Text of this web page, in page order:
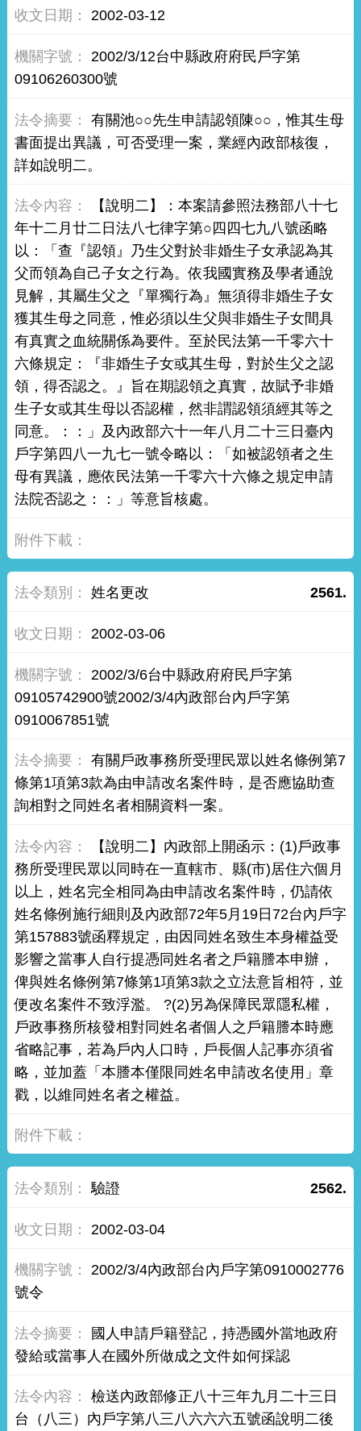
2002-03-12
2002/3/12台中縣政府府民戶字第
09106260300號
有關池○○先生申請認領陳○○，惟其生母
書面提出異議，可否受理一案，業經內政部核復，
詳如說明二。
【說明二】：本案請參照法務部八十七
年十二月廿二日法八七律字第○四四七九八號函略
以：「查『認領』乃生父對於非婚生子女承認為其
父而領為自己子女之行為。依我國實務及學者通說
見解，其屬生父之『單獨行為』無須得非婚生子女
獲其生母之同意，惟必須以生父與非婚生子女間具
有真實之血統關係為要件。至於民法第一千零六十
六條規定：『非婚生子女或其生母，對於生父之認
領，得否認之。』旨在期認領之真實，故賦予非婚
生子女或其生母以否認權，然非謂認領須經其等之
同意。：：」及內政部六十一年八月二十三日臺內
戶字第四八一九七一號令略以：「如被認領者之生
母有異議，應依民法第一千零六十六條之規定申請
法院否認之：：」等意旨核處。
2561.
姓名更改
2002-03-06
2002/3/6台中縣政府府民戶字第
09105742900號2002/3/4內政部台內戶字第
0910067851號
有關戶政事務所受理民眾以姓名條例第7
條第1項第3款為由申請改名案件時，是否應協助查
詢相對之同姓名者相關資料一案。
【說明二】內政部上開函示：(1)戶政事
務所受理民眾以同時在一直轄市、縣(市)居住六個月
以上，姓名完全相同為由申請改名案件時，仍請依
姓名條例施行細則及內政部72年5月19日72台內戶字
第157883號函釋規定，由因同姓名致生本身權益受
影響之當事人自行提憑同姓名者之戶籍謄本申辦，
俾與姓名條例第7條第1項第3款之立法意旨相符，並
便改名案件不致浮濫。 ?(2)另為保障民眾隱私權，
戶政事務所核發相對同姓名者個人之戶籍謄本時應
省略記事，若為戶內人口時，戶長個人記事亦須省
略，並加蓋「本謄本僅限同姓名申請改名使用」章
戳，以維同姓名者之權益。
2562.
驗證
2002-03-04
2002/3/4內政部台內戶字第0910002776
號令
國人申請戶籍登記，持憑國外當地政府
發給或當事人在國外所做成之文件如何採認
檢送內政部修正八十三年九月二十三日
台（八三）內戶字第八三八六六六五號函說明二後